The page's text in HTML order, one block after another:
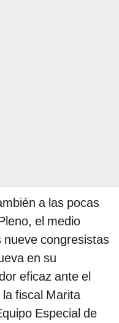
a las pocas
el medio
nueve congresistas
en su
eficaz ante el
fiscal Marita
Especial de